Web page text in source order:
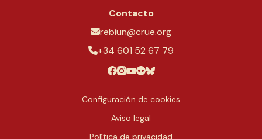
Contacto
rebiun@crue.org
+34 601 52 67 79
Configuración de cookies
Aviso legal
Política de privacidad